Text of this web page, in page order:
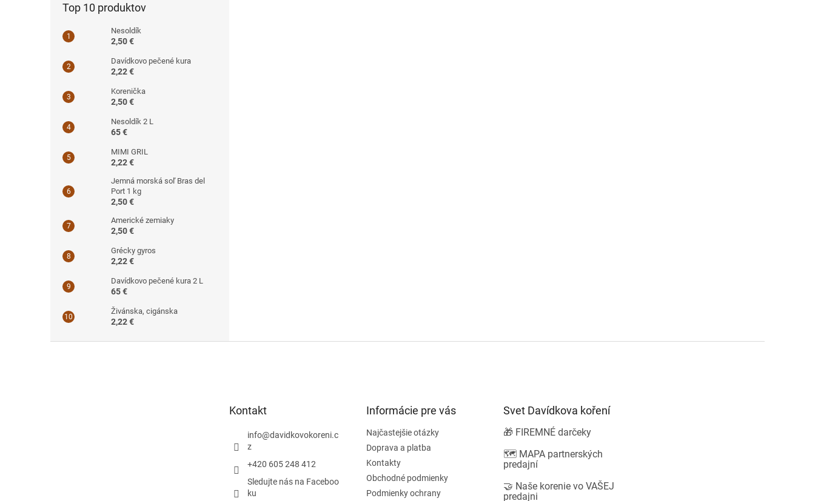
Top 10 produktov
Nesoldík
2,50 €
Davídkovo pečené kura
2,22 €
Korenička
2,50 €
Nesoldík 2 L
65 €
MIMI GRIL
2,22 €
Jemná morská soľ Bras del
Port 1 kg
2,50 €
Americké zemiaky
2,50 €
Grécky gyros
2,22 €
Davídkovo pečené kura 2 L
65 €
Živánska, cigánska
2,22 €
Kontakt
info@davidkovokoreni.c
z
+420 605 248 412
Sledujte nás na Faceboo
ku
Informácie pre vás
Najčastejšie otázky
Doprava a platba
Kontakty
Obchodné podmienky
Podmienky ochrany
Svet Davídkova koření
🎁 FIREMNÉ darčeky
🗺️ MAPA partnerských
predajní
🤝 Naše korenie vo VAŠEJ
predajni